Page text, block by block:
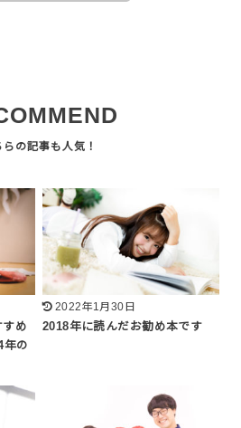
すめ
の
2022年1月30日
2018年に読んだお勧め本です